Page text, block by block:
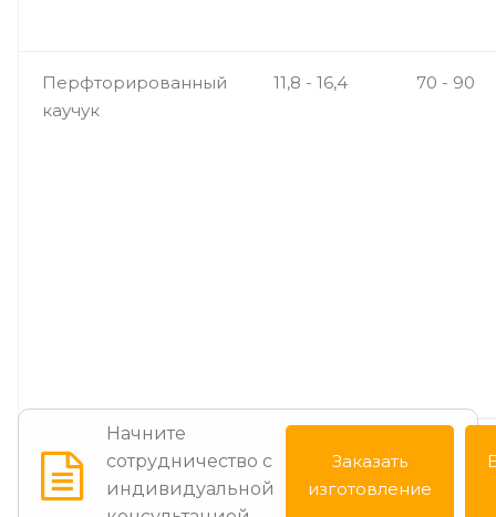
Перфторированный
каучук
11,8 - 16,4 70 - 90
Начните
сотрудничество с
индивидуальной
Заказать
изготовление